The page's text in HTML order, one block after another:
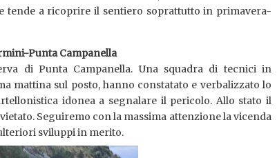
tende a ricoprire il sentiero soprattutto in primavera-
Punta Campanella
di Punta Campanella. Una squadra di tecnici in
mattina sul posto, hanno constatato e verbalizzato lo
idonea a segnalare il pericolo. Allo stato il
Seguiremo con la massima attenzione la vicenda
sviluppi in merito.